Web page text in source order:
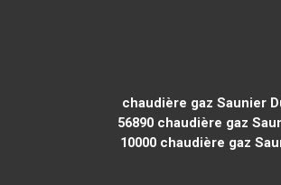
chaudière gaz Saunier
56890 chaudière gaz
10000 chaudière gaz